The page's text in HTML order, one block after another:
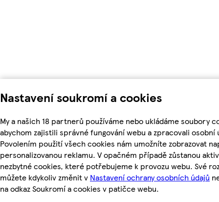
Nastavení soukromí a cookies
My a našich 18 partnerů používáme nebo ukládáme soubory
abychom zajistili správné fungování webu a zpracovali osobní
Povolením použití všech cookies nám umožníte zobrazovat
personalizovanou reklamu. V opačném případě zůstanou
nezbytné cookies, které potřebujeme k provozu webu. Své
můžete kdykoliv změnit v Nastavení ochrany osobních údajů
na odkaz Soukromí a cookies v patičce webu.